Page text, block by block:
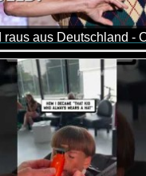
Olaf Schubert spricht